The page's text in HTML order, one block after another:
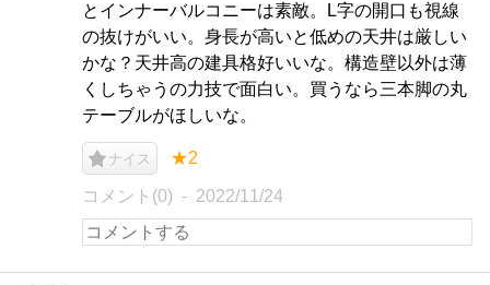
とインナーバルコニーは素敵。L字の開口も視線
の抜けがいい。身長が高いと低めの天井は厳しい
かな？天井高の建具格好いいな。構造壁以外は薄
くしちゃうの力技で面白い。買うなら三本脚の丸
テーブルがほしいな。
ナイス ★2
コメント(0) 2022/11/24